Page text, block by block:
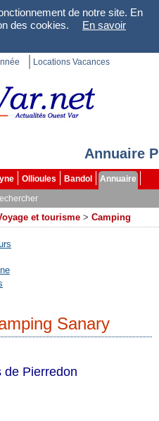
de notre site. En
des cookies.
En savoir
Locations Vacances
Annuaire
Ollioules Bandol
Annuaire
et tourisme > Camping
Sanary
de Pierredon